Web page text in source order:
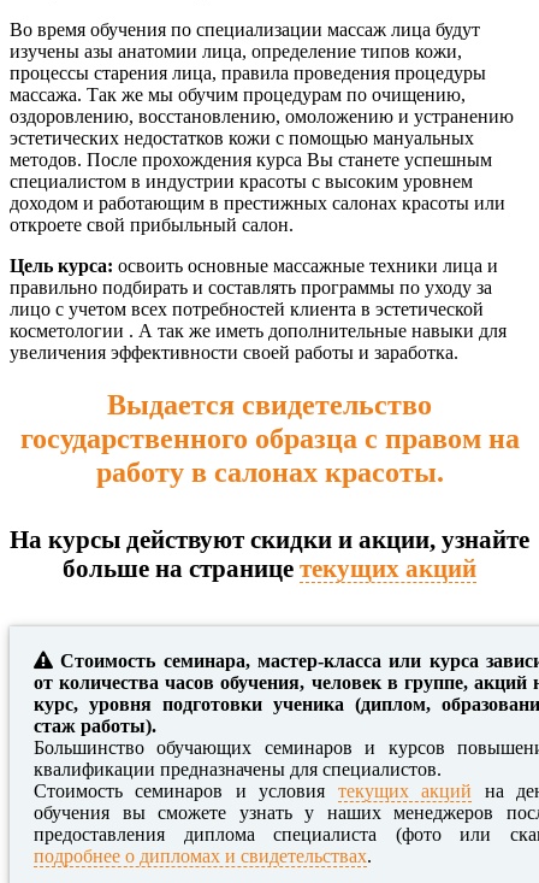
Во время обучения по специализации массаж лица будут
изучены азы анатомии лица, определение типов кожи,
процессы старения лица, правила проведения процедуры
массажа. Так же мы обучим процедурам по очищению,
оздоровлению, восстановлению, омоложению и устранению
эстетических недостатков кожи с помощью мануальных
методов. После прохождения курса Вы станете успешным
специалистом в индустрии красоты с высоким уровнем
доходом и работающим в престижных салонах красоты или
откроете свой прибыльный салон.
Цель курса: освоить основные массажные техники лица и
правильно подбирать и составлять программы по уходу за
лицо с учетом всех потребностей клиента в эстетической
косметологии . А так же иметь дополнительные навыки для
увеличения эффективности своей работы и заработка.
Выдается свидетельство
государственного образца с правом на
работу в салонах красоты.
На курсы действуют скидки и акции, узнайте
больше на странице текущих акций
Стоимость семинара, мастер-класса или курса
от количества часов обучения, человек в группе, акций
курс, уровня подготовки ученика (диплом,
стаж работы).
Большинство обучающих семинаров и курсов
квалификации предназначены для специалистов.
Стоимость семинаров и условия текущих акций на
обучения вы сможете узнать у наших менеджеров
предоставления диплома специалиста (фото или
подробнее о дипломах и свидетельствах.